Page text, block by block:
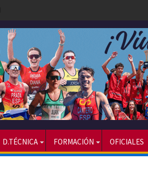
numerosa hasta la fecha
D.TÉCNICA FORMACIÓN OFICIALES